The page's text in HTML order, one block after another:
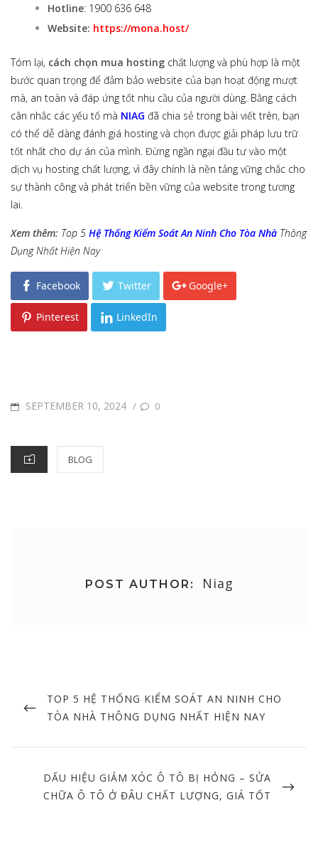
Hotline: 1900 636 648
Website: https://mona.host/
Tóm lại, cách chọn mua hosting chất lượng và phù hợp là một
bước quan trọng để đảm bảo website của bạn hoạt động mượt
mà, an toàn và đáp ứng tốt nhu cầu của người dùng. Bằng cách
cân nhắc các yếu tố mà NIAG đã chia sẻ trong bài viết trên, bạn
có thể dễ dàng đánh giá hosting và chọn được giải pháp lưu trữ
tốt nhất cho dự án của mình. Đừng ngần ngại đầu tư vào một
dịch vụ hosting chất lượng, vì đây chính là nền tảng vững chắc cho
sự thành công và phát triển bền vững của website trong tương
lai.
Xem thêm: Top 5 Hệ Thống Kiểm Soát An Ninh Cho Tòa Nhà Thông
Dụng Nhất Hiện Nay
Facebook Twitter Google+
Pinterest LinkedIn
POSTEDSEPTEMBER 10, 2024 / 0
CATEGORIES
BLOG
POST AUTHOR: Niag
navigation
PREVIOUS
POST
TOP 5 HỆ THỐNG KIỂM SOÁT AN NINH CHO
TÒA NHÀ THÔNG DỤNG NHẤT HIỆN NAY
NEXT
POST
DẤU HIỆU GIẢM XÓC Ô TÔ BỊ HỎNG – SỬA
CHỮA Ô TÔ Ở ĐÂU CHẤT LƯỢNG, GIÁ TỐT